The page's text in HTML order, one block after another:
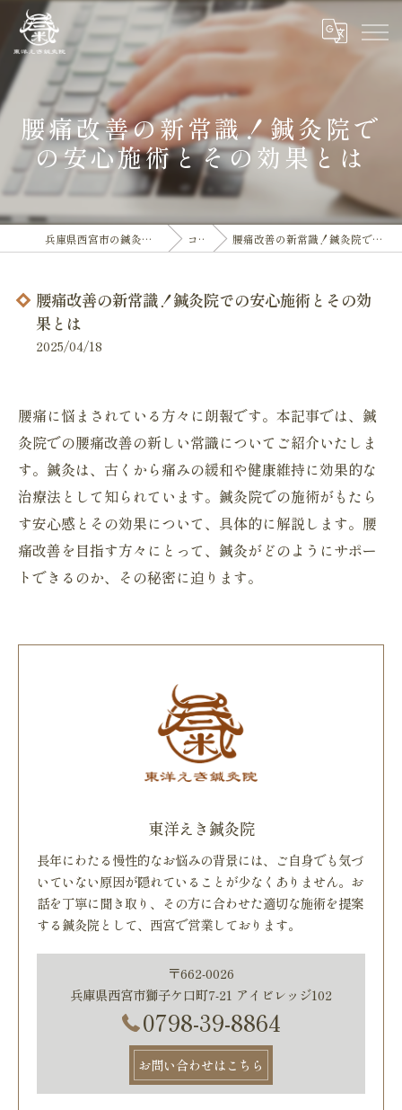
腰痛改善の新常識！鍼灸院で
の安心施術とその効果とは
兵庫県西宮市の鍼灸院なら東洋えき鍼灸院 コラム 腰痛改善の新常識！鍼灸院での安心施術とその効果とは
腰痛改善の新常識！鍼灸院での安心施術とその効
果とは
2025/04/18
腰痛に悩まされている方々に朗報です。本記事では、鍼
灸院での腰痛改善の新しい常識についてご紹介いたしま
す。鍼灸は、古くから痛みの緩和や健康維持に効果的な
治療法として知られています。鍼灸院での施術がもたら
す安心感とその効果について、具体的に解説します。腰
痛改善を目指す方々にとって、鍼灸がどのようにサポー
トできるのか、その秘密に迫ります。
東洋えき鍼灸院
長年にわたる慢性的なお悩みの背景には、ご自身でも気づ
いていない原因が隠れていることが少なくありません。お
話を丁寧に聞き取り、その方に合わせた適切な施術を提案
する鍼灸院として、西宮で営業しております。
〒662-0026
兵庫県西宮市獅子ケ口町7-21 アイビレッジ102
0798-39-8864
お問い合わせはこちら